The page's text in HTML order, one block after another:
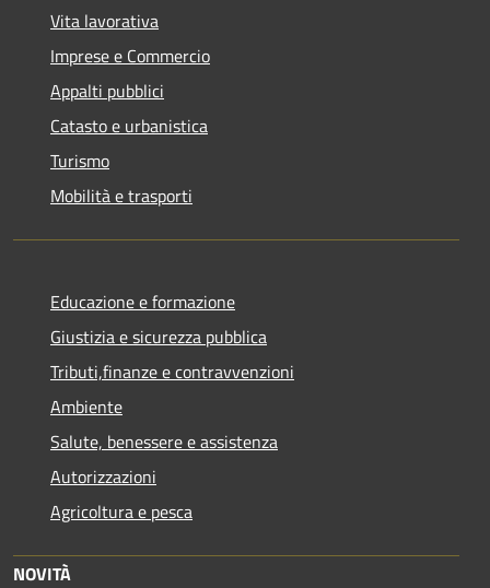
Vita lavorativa
Imprese e Commercio
Appalti pubblici
Catasto e urbanistica
Turismo
Mobilità e trasporti
Educazione e formazione
Giustizia e sicurezza pubblica
Tributi,finanze e contravvenzioni
Ambiente
Salute, benessere e assistenza
Autorizzazioni
Agricoltura e pesca
NOVITÀ